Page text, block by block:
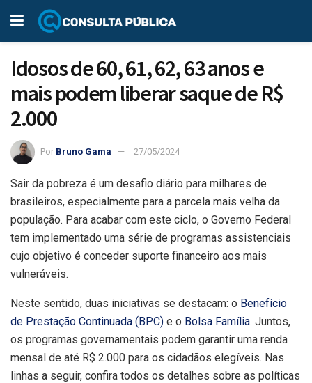
Idosos de 60, 61, 62, 63 anos e
mais podem liberar saque de R$
2.000
Por Bruno Gama 27/05/2024
Sair da pobreza é um desafio diário para milhares de
brasileiros, especialmente para a parcela mais velha da
população. Para acabar com este ciclo, o Governo Federal
tem implementado uma série de programas assistenciais
cujo objetivo é conceder suporte financeiro aos mais
vulneráveis.
Neste sentido, duas iniciativas se destacam: o Benefício
de Prestação Continuada (BPC) e o Bolsa Família. Juntos,
os programas governamentais podem garantir uma renda
mensal de até R$ 2.000 para os cidadãos elegíveis. Nas
linhas a seguir, confira todos os detalhes sobre as políticas